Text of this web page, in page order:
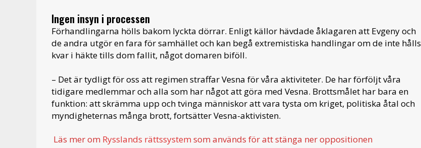
Ingen insyn i processen
Förhandlingarna hölls bakom lyckta dörrar. Enligt källor hävdade åklagaren att Evgeny och
de andra utgör en fara för samhället och kan begå extremistiska handlingar om de inte hålls
kvar i häkte tills dom fallit, något domaren biföll.
– Det är tydligt för oss att regimen straffar Vesna för våra aktiviteter. De har förföljt våra
tidigare medlemmar och alla som har något att göra med Vesna. Brottsmålet har bara en
funktion: att skrämma upp och tvinga människor att vara tysta om kriget, politiska åtal och
myndigheternas många brott, fortsätter Vesna-aktivisten.
Läs mer om Rysslands rättssystem som används för att stänga ner oppositionen